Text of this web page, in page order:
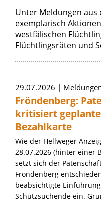
Unter Meldungen aus
exemplarisch
westfälischen
Flüchtlingsräten und
29.07.2026
Fröndenberg:
kritisiert
Bezahlkarte
Wie der Hellweger
28.07.2026 (hinter einer
setzt sich der
Fröndenberg
beabsichtigte
Schutzsuchende ein.